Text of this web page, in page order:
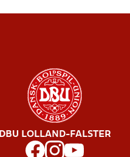
DBU LOLLAND-FALSTER